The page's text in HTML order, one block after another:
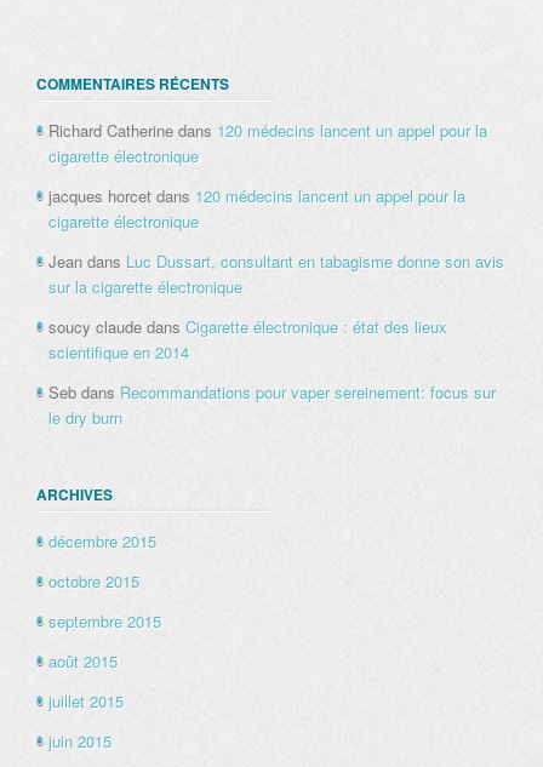
COMMENTAIRES RÉCENTS
Richard Catherine dans 120 médecins lancent un appel pour la
cigarette électronique
jacques horcet dans 120 médecins lancent un appel pour la
cigarette électronique
Jean dans Luc Dussart, consultant en tabagisme donne son avis
sur la cigarette électronique
soucy claude dans Cigarette électronique : état des lieux
scientifique en 2014
Seb dans Recommandations pour vaper sereinement: focus sur
le dry burn
ARCHIVES
décembre 2015
octobre 2015
septembre 2015
août 2015
juillet 2015
juin 2015